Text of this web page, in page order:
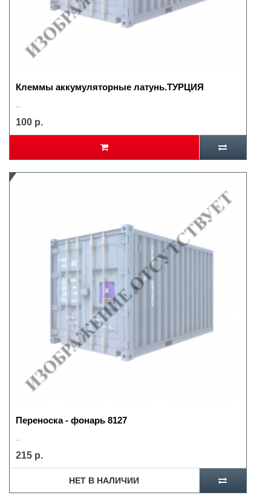
Клеммы аккумуляторные латунь.ТУРЦИЯ
100 р.
Переноска - фонарь 8127
215 р.
НЕТ В НАЛИЧИИ